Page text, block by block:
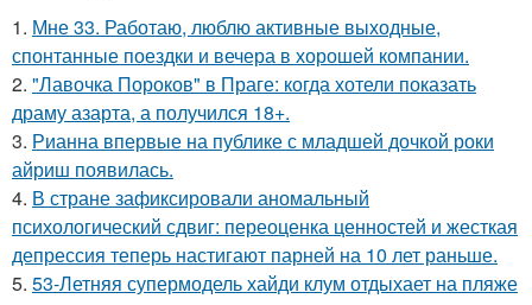
1. Мне 33. Работаю, люблю активные выходные,
спонтанные поездки и вечера в хорошей компании.
2. "Лавочка Пороков" в Праге: когда хотели показать
драму азарта, а получился 18+.
3. Рианна впервые на публике с младшей дочкой роки
айриш появилась.
4. В стране зафиксировали аномальный
психологический сдвиг: переоценка ценностей и жесткая
депрессия теперь настигают парней на 10 лет раньше.
5. 53-Летняя супермодель хайди клум отдыхает на пляже